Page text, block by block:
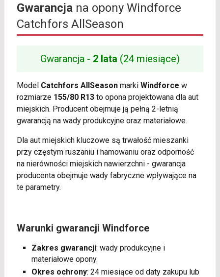
Gwarancjana opony Windforce
Catchfors AllSeason
Gwarancja - 2 lata (24 miesiące)
Model Catchfors AllSeasonmarki Windforce w
rozmiarze 155/80 R13to opona projektowana dla aut
miejskich. Producent obejmuje ją pełną 2-letnią
gwarancją na wady produkcyjne oraz materiałowe.
Dla aut miejskich kluczowe są trwałość mieszanki
przy częstym ruszaniu i hamowaniu oraz odporność
na nierówności miejskich nawierzchni - gwarancja
producenta obejmuje wady fabryczne wpływające na
te parametry.
Warunki gwarancji Windforce
Zakres gwarancji: wady produkcyjne i
materiałowe opony.
Okres ochrony: 24 miesiące od daty zakupu lub